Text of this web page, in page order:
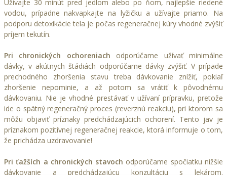
Užívajte 30 minút pred jedlom alebo po ňom, najlepšie riedené
vodou, prípadne nakvapkajte na lyžičku a užívajte priamo. Na
podporu detoxikácie tela je počas regeneračnej kúry vhodné zvýšiť
príjem tekutín.
Pri chronických ochoreniach odporúčame užívať minimálne
dávky, v akútnych štádiách odporúčame dávky zvýšiť. V prípade
prechodného zhoršenia stavu treba dávkovanie znížiť, pokiaľ
zhoršenie nepominie, a až potom sa vrátiť k pôvodnému
dávkovaniu. Nie je vhodné prestávať v užívaní prípravku, pretože
ide o spätný regeneračný proces (reverznú reakciu), pri ktorom sa
môžu objaviť príznaky predchádzajúcich ochorení. Tento jav je
príznakom pozitívnej regeneračnej reakcie, ktorá informuje o tom,
že prichádza uzdravovanie!
Pri ťažších a chronických stavoch odporúčame spočiatku nižšie
dávkovanie a predchádzajúcu konzultáciu s lekárom.